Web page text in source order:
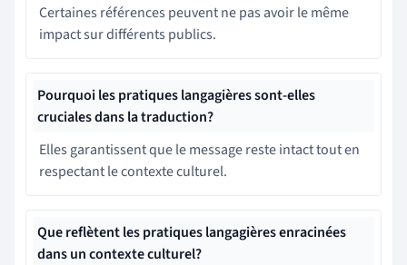
Certaines références peuvent ne pas avoir le même
impact sur différents publics.
Pourquoi les pratiques langagières sont-elles
cruciales dans la traduction?
Elles garantissent que le message reste intact tout en
respectant le contexte culturel.
Que reflètent les pratiques langagières enracinées
dans un contexte culturel?